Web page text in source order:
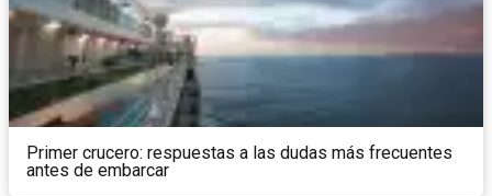
Primer crucero: respuestas a las dudas más frecuentes
antes de embarcar